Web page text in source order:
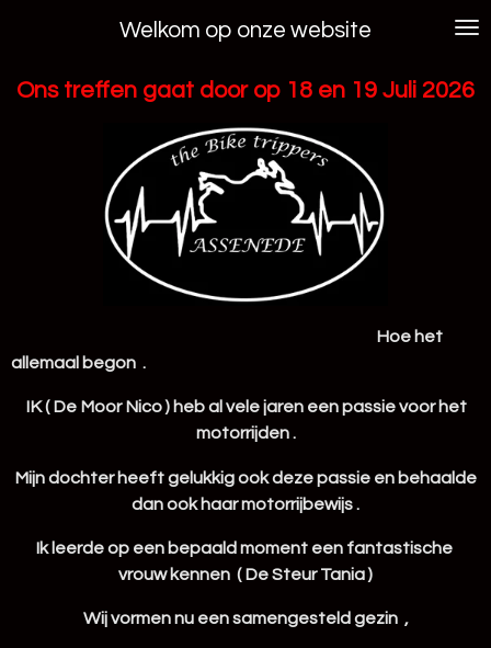
de
Welkom op onze website
Ons treffen gaat door op 18 en 19 Juli 2026
Hoe het
allemaal begon .
IK ( De Moor Nico ) heb al vele jaren een passie voor het
motorrijden .
Mijn dochter heeft gelukkig ook deze passie en behaalde
dan ook haar motorrijbewijs .
Ik leerde op een bepaald moment een fantastische
vrouw kennen ( De Steur Tania )
Wij vormen nu een samengesteld gezin ,